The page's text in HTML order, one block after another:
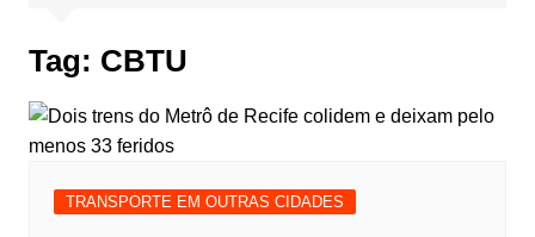
Tag: CBTU
TRANSPORTE EM OUTRAS CIDADES